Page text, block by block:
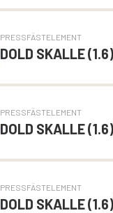
PRESSFÄSTELEMENT
DOLD SKALLE (1.6)
PRESSFÄSTELEMENT
DOLD SKALLE (1.6)
PRESSFÄSTELEMENT
DOLD SKALLE (1.6)